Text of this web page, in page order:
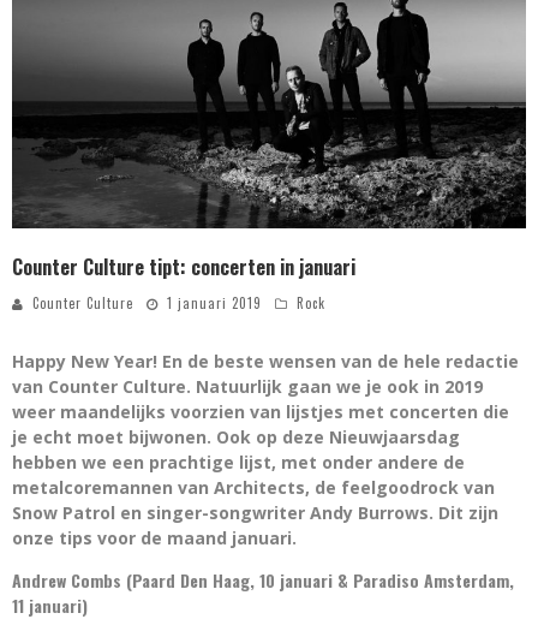
Counter Culture tipt: concerten in januari
Counter Culture 1 januari 2019 Rock
Happy New Year! En de beste wensen van de hele redactie
van Counter Culture. Natuurlijk gaan we je ook in 2019
weer maandelijks voorzien van lijstjes met concerten die
je echt moet bijwonen. Ook op deze Nieuwjaarsdag
hebben we een prachtige lijst, met onder andere de
metalcoremannen van Architects, de feelgoodrock van
Snow Patrol en singer-songwriter Andy Burrows. Dit zijn
onze tips voor de maand januari.
Andrew Combs (Paard Den Haag, 10 januari & Paradiso Amsterdam,
11 januari)